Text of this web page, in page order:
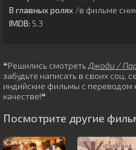
В главных ролях /в фильме
IMDB: 5.3
❝Решились смотретьДжоди /
забудьте написать в своих соц.
индийские фильмы с переводом
качестве!❝
Посмотрите другие